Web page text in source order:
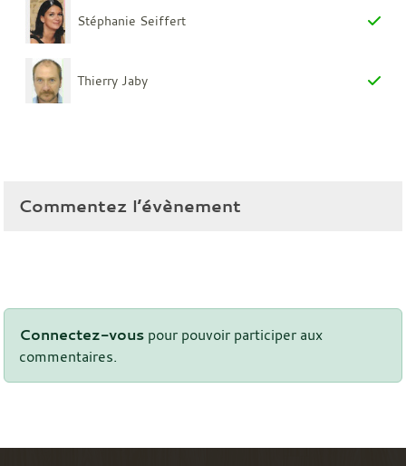
Stéphanie Seiffert
Thierry Jaby
Commentez l’évènement
Connectez-vous pour pouvoir participer aux
commentaires.